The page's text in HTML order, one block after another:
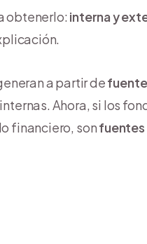
obtenerlo: interna y
a partir de
Ahora, si los
financiero, sonfuentes